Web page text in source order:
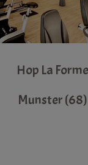
Hop La Forme
Munster (68)